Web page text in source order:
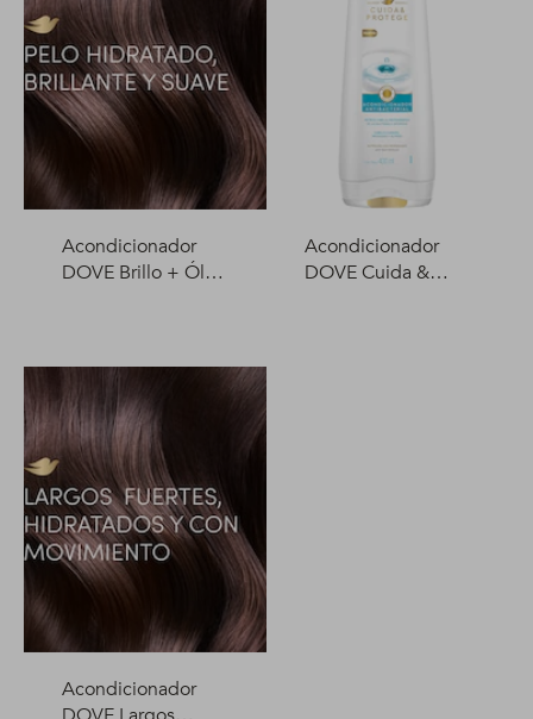
Acondicionador
DOVE Brillo + Óleo
Acondicionador
DOVE Cuida &
Acondicionador